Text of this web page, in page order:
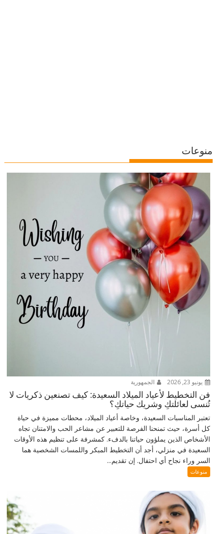
منوعات
يونيو 23, 2026 الجمهورية
فن التخطيط لأعياد الميلاد السعيدة: كيف تصنعين ذكريات لا
تُنسى لعائلتكِ وشريك حياتكِ؟
تعتبر المناسبات السعيدة، وخاصة أعياد الميلاد، محطات مميزة في حياة
كل أسرة، حيث تمنحنا الفرصة للتعبير عن مشاعر الحب والامتنان تجاه
الأشخاص الذين يملؤون حياتنا بالدفء. كمشرفة على تنظيم هذه الأوقات
السعيدة في منزلي، أجد أن التخطيط المبكر واللمسات الشخصية هما
السر وراء نجاح أي احتفال. إن تقديم...
منوعات